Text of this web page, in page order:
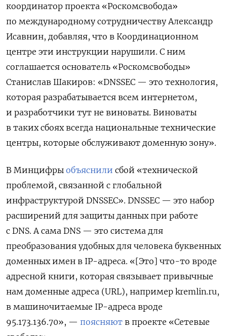
координатор проекта «Роскомсвобода»
по международному сотрудничеству Александр
Исавнин, добавляя, что в Координационном
центре эти инструкции нарушили. С ним
соглашается основатель «Роскомсвободы»
Станислав Шакиров: «DNSSEC — это технология,
которая разрабатывается всем интернетом,
и разработчики тут не виноваты. Виноваты
в таких сбоях всегда национальные технические
центры, которые обслуживают доменную зону».
В Минцифры объяснили сбой «технической
проблемой, связанной с глобальной
инфраструктурой DNSSEC». DNSSEC — это набор
расширений для защиты данных при работе
с DNS. А сама DNS — это система для
преобразования удобных для человека буквенных
доменных имен в IP-адреса. «[Это] что-то вроде
адресной книги, которая связывает привычные
нам доменные адреса (URL), например kremlin.ru,
в машиночитаемые IP-адреса вроде
95.173.136.70», — поясняют в проекте «Сетевые